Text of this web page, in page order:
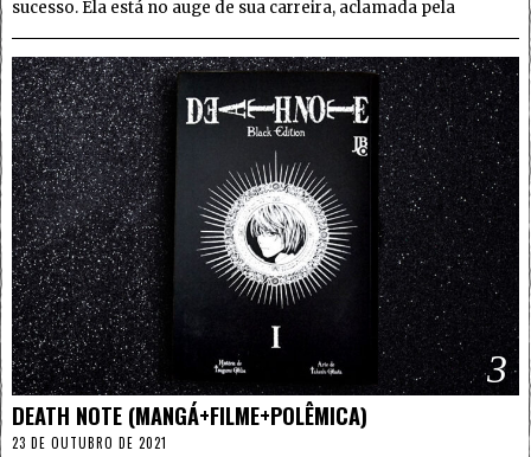
sucesso. Ela está no auge de sua carreira, aclamada pela
3
DEATH NOTE (MANGÁ+FILME+POLÊMICA)
23 DE OUTUBRO DE 2021